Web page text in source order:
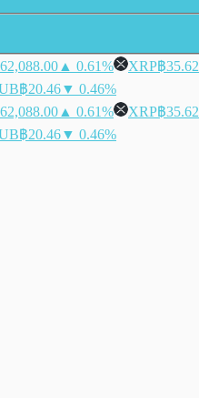
▲ 0.61% XRP฿35.62
฿20.46▼ 0.46%
▲ 0.61% XRP฿35.62
฿20.46▼ 0.46%